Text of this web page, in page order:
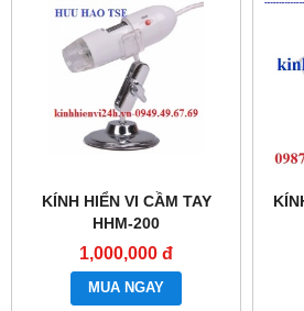
KÍNH HIỂN VI CẦM TAY
HHM-200
1,000,000 đ
MUA NGAY